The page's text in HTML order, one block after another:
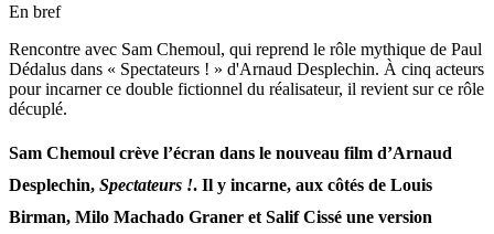
En bref
Rencontre avec Sam Chemoul, qui reprend le rôle mythique de Paul
Dédalus dans « Spectateurs ! » d'Arnaud Desplechin. À cinq acteurs
pour incarner ce double fictionnel du réalisateur, il revient sur ce rôle
décuplé.
Sam Chemoul crève l’écran dans le nouveau film d’Arnaud
Desplechin, Spectateurs !. Il y incarne, aux côtés de Louis
Birman, Milo Machado Graner et Salif Cissé une version